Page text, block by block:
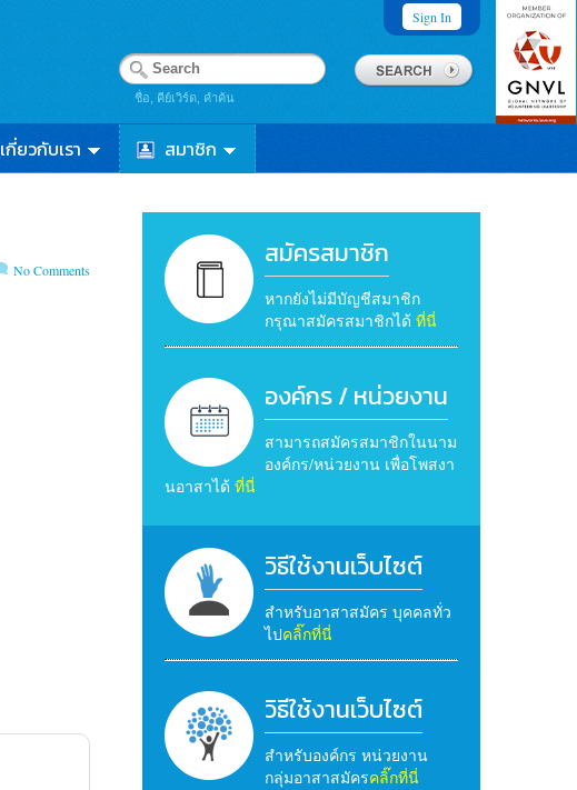
Sign In
ชื่อ, คีย์เวิร์ด, คำค้น
เกี่ยวกับเรา สมาชิก
No Comments สมัครสมาชิก
หากยังไม่มีบัญชีสมาชิก
กรุณาสมัครสมาชิกได้ ที่นี่
องค์กร / หน่วยงาน
สามารถสมัครสมาชิกในนาม
องค์กร/หน่วยงาน เพื่อโพสงา
นอาสาได้ ที่นี่
วิธีใช้งานเว็บไซต์
สำหรับอาสาสมัคร บุคคลทั่ว
ไปคลิ๊กที่นี่
วิธีใช้งานเว็บไซต์
สำหรับองค์กร หน่วยงาน
กลุ่มอาสาสมัครคลิ๊กที่นี่